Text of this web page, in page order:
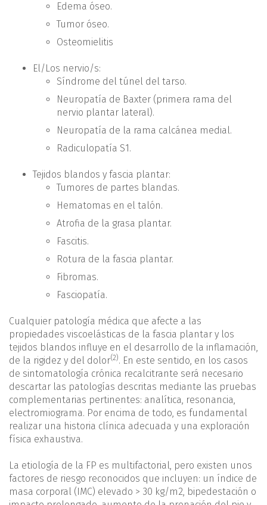
Edema óseo.
Tumor óseo.
Osteomielitis
El/Los nervio/s:
Síndrome del túnel del tarso.
Neuropatía de Baxter (primera rama del
nervio plantar lateral).
Neuropatía de la rama calcánea medial.
Radiculopatía S1.
Tejidos blandos y fascia plantar:
Tumores de partes blandas.
Hematomas en el talón.
Atrofia de la grasa plantar.
Fascitis.
Rotura de la fascia plantar.
Fibromas.
Fasciopatía.
Cualquier patología médica que afecte a las
propiedades viscoelásticas de la fascia plantar y los
tejidos blandos influye en el desarrollo de la inflamación,
de la rigidez y del dolor(2). En este sentido, en los casos
de sintomatología crónica recalcitrante será necesario
descartar las patologías descritas mediante las pruebas
complementarias pertinentes: analítica, resonancia,
electromiograma. Por encima de todo, es fundamental
realizar una historia clínica adecuada y una exploración
física exhaustiva.
La etiología de la FP es multifactorial, pero existen unos
factores de riesgo reconocidos que incluyen: un índice de
masa corporal (IMC) elevado > 30 kg/m2, bipedestación o